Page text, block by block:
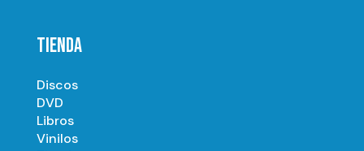
TIENDA
Discos
DVD
Libros
Vinilos